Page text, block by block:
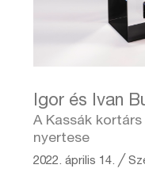
Igor és Ivan
A Kassák
nyertese
2022. április 14. ╱